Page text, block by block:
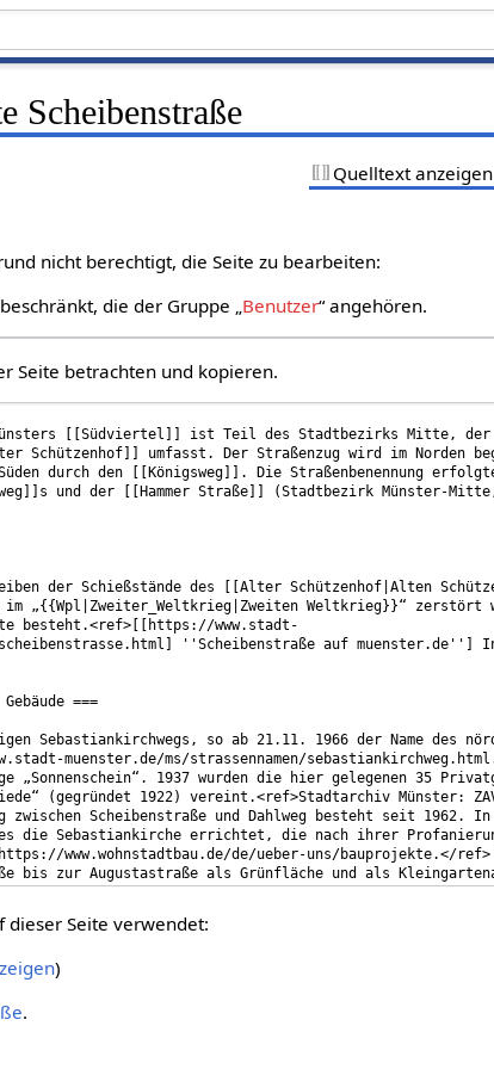
Scheibenstraße
Quelltext anzeigen
nicht berechtigt, die Seite zu bearbeiten:
die der Gruppe „Benutzer“ angehören.
Seite betrachten und kopieren.
Seite verwendet:
)
.